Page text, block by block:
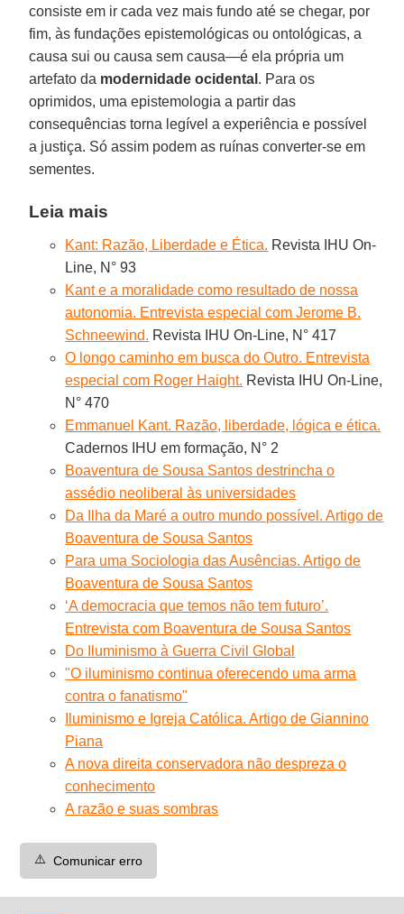
consiste em ir cada vez mais fundo até se chegar, por
fim, às fundações epistemológicas ou ontológicas, a
causa sui ou causa sem causa—é ela própria um
artefato da modernidade ocidental . Para os
oprimidos, uma epistemologia a partir das
consequências torna legível a experiência e possível
a justiça. Só assim podem as ruínas converter-se em
sementes.
Leia mais
Kant: Razão, Liberdade e Ética. Revista IHU On-
Line, N° 93
Kant e a moralidade como resultado de nossa
autonomia. Entrevista especial com Jerome B.
Schneewind. Revista IHU On-Line, N° 417
O longo caminho em busca do Outro. Entrevista
especial com Roger Haight. Revista IHU On-Line,
N° 470
Emmanuel Kant. Razão, liberdade, lógica e ética.
Cadernos IHU em formação, N° 2
Boaventura de Sousa Santos destrincha o
assédio neoliberal às universidades
Da Ilha da Maré a outro mundo possível. Artigo de
Boaventura de Sousa Santos
Para uma Sociologia das Ausências. Artigo de
Boaventura de Sousa Santos
‘A democracia que temos não tem futuro’.
Entrevista com Boaventura de Sousa Santos
Do Iluminismo à Guerra Civil Global
"O iluminismo continua oferecendo uma arma
contra o fanatismo"
Iluminismo e Igreja Católica. Artigo de Giannino
Piana
A nova direita conservadora não despreza o
conhecimento
A razão e suas sombras
⚠️ Comunicar erro